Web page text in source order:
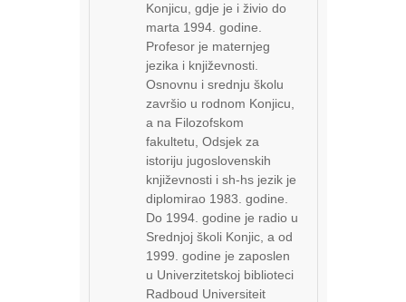
Konjicu, gdje je i živio do
marta 1994. godine.
Profesor je maternjeg
jezika i književnosti.
Osnovnu i srednju školu
završio u rodnom Konjicu,
a na Filozofskom
fakultetu, Odsjek za
istoriju jugoslovenskih
književnosti i sh-hs jezik je
diplomirao 1983. godine.
Do 1994. godine je radio u
Srednjoj školi Konjic, a od
1999. godine je zaposlen
u Univerzitetskoj biblioteci
Radboud Universiteit